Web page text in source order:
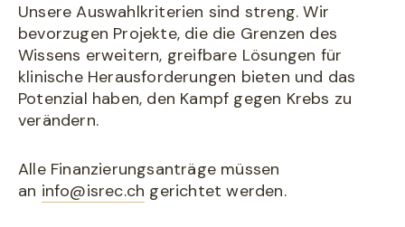
Unsere Auswahlkriterien sind streng. Wir
bevorzugen Projekte, die die Grenzen des
Wissens erweitern, greifbare Lösungen für
klinische Herausforderungen bieten und das
Potenzial haben, den Kampf gegen Krebs zu
verändern.
Alle Finanzierungsanträge müssen
an info@isrec.ch gerichtet werden.